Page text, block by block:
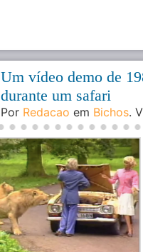
Um vídeo demo de
durante um safari
Por Redacao em Bichos.